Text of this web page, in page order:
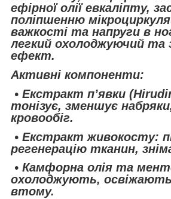
ефірної олії евкаліпту,
поліпшенню
важкості та напруги в
легкий охолоджуючий та
ефект.
Активні компоненти:
• Екстракт п’явки
тонізує, зменшує
кровообіг.
• Екстракт живокосту:
регенерацію тканин,
• Камфорна олія та
охолоджують,
втому.